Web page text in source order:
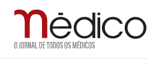
Jornal Médico
Médico – O Jornal de Todos os